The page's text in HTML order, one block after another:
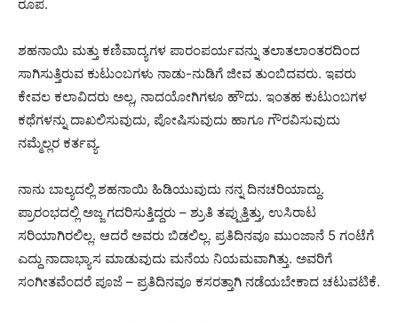
ರೂಪ.
ಶಹನಾಯಿ ಮತ್ತು ಕಣಿವಾದ್ಯಗಳ ಪಾರಂಪರ್ಯವನ್ನು ತಲಾತಲಾಂತರದಿಂದ
ಸಾಗಿಸುತ್ತಿರುವ ಕುಟುಂಬಗಳು ನಾಡು-ನುಡಿಗೆ ಜೀವ ತುಂಬಿದವರು. ಇವರು
ಕೇವಲ ಕಲಾವಿದರು ಅಲ್ಲ, ನಾದಯೋಗಿಗಳೂ ಹೌದು. ಇಂತಹ ಕುಟುಂಬಗಳ
ಕಥೆಗಳನ್ನು ದಾಖಲಿಸುವುದು, ಪೋಷಿಸುವುದು ಹಾಗೂ ಗೌರವಿಸುವುದು
ನಮ್ಮೆಲ್ಲರ ಕರ್ತವ್ಯ.
ನಾನು ಬಾಲ್ಯದಲ್ಲಿ ಶಹನಾಯಿ ಹಿಡಿಯುವುದು ನನ್ನ ದಿನಚರಿಯಾದ್ದು.
ಪ್ರಾರಂಭದಲ್ಲಿ ಅಜ್ಜ ಗದರಿಸುತ್ತಿದ್ದರು – ಶ್ರುತಿ ತಪ್ಪುತ್ತಿತ್ತು, ಉಸಿರಾಟ
ಸರಿಯಾಗಿರಲಿಲ್ಲ. ಆದರೆ ಅವರು ಬಿಡಲಿಲ್ಲ. ಪ್ರತಿದಿನವೂ ಮುಂಜಾನೆ 5 ಗಂಟೆಗೆ
ಎದ್ದು ನಾದಾಭ್ಯಾಸ ಮಾಡುವುದು ಮನೆಯ ನಿಯಮವಾಗಿತ್ತು. ಅವರಿಗೆ
ಸಂಗೀತವೆಂದರೆ ಪೂಜೆ – ಪ್ರತಿದಿನವೂ ಕಸರತ್ತಾಗಿ ನಡೆಯಬೇಕಾದ ಚಟುವಟಿಕೆ.